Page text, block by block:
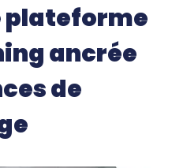
plateforme
ancrée
de